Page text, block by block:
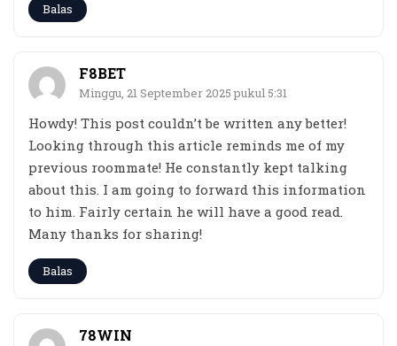
Balas
F8BET
Minggu, 21 September 2025 pukul 5:31
Howdy! This post couldn’t be written any better!
Looking through this article reminds me of my
previous roommate! He constantly kept talking
about this. I am going to forward this information
to him. Fairly certain he will have a good read.
Many thanks for sharing!
Balas
78WIN